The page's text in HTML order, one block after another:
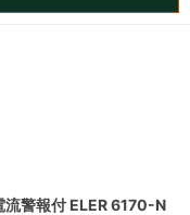
流警報付 ELER 6170-N